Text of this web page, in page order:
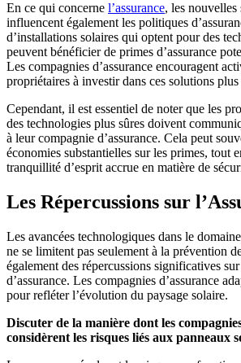
En ce qui concerne l’assurance, les
influencent également les politiques
d’installations solaires qui optent pour des
peuvent bénéficier de primes d’assurance
Les compagnies d’assurance encouragent
propriétaires à investir dans ces solutions plus
Cependant, il est essentiel de noter que les
des technologies plus sûres doivent
à leur compagnie d’assurance. Cela peut
économies substantielles sur les primes, tout
tranquillité d’esprit accrue en matière de
Les Répercussions sur
Les avancées technologiques dans le
ne se limitent pas seulement à la prévention
également des répercussions significatives
d’assurance. Les compagnies d’assurance
pour refléter l’évolution du paysage solaire.
Discuter de la manière dont les
considèrent les risques liés aux panneaux